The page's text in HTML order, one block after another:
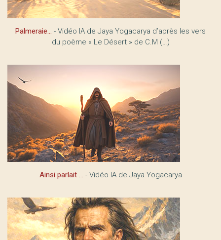
Palmeraie… - Vidéo IA de Jaya Yogacarya d’après les vers
du poème « Le Désert » de C.M (…)
Ainsi parlait … - Vidéo IA de Jaya Yogacarya